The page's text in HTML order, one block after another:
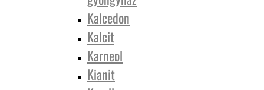
Kalcedon
Kalcit
Karneol
Kianit